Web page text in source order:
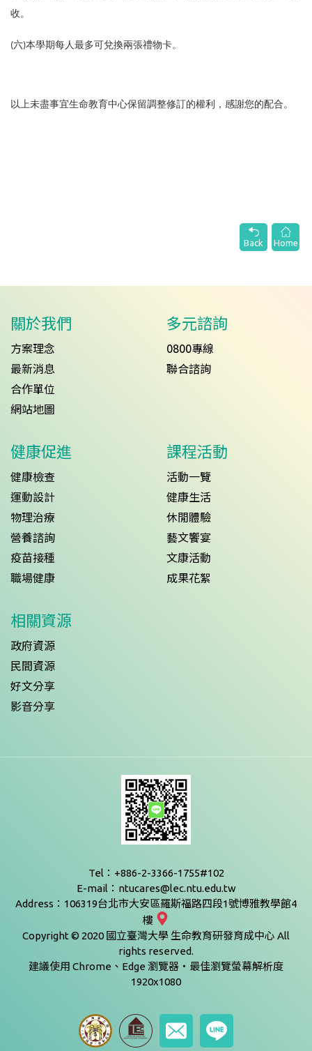
收。
(六)本學期每人最多可兌換兩張禮物卡。
以上未盡事宜生命教育中心保留調整修訂的權利，感謝您的配合。
Back Home
關於我們
方案理念
最新消息
合作單位
網站地圖
多元諮詢
0800專線
聯合諮詢
健康促進
健康檢查
運動設計
物理治療
營養諮詢
疫苗接種
職場健康
課程活動
活動一覽
健康生活
休閒體驗
藝文饗宴
文康活動
成果花絮
相關資源
政府資源
民間資源
好文分享
影音分享
Tel：+886-2-3366-1755#102
E-mail：ntucares@lec.ntu.edu.tw
Address：106319台北市大安區羅斯福路四段1號博雅教學館4
樓
Copyright © 2020 國立臺灣大學 生命教育研發育成中心 All
rights reserved.
建議使用 Chrome、Edge 瀏覽器‧最佳瀏覽螢幕解析度
1920x1080